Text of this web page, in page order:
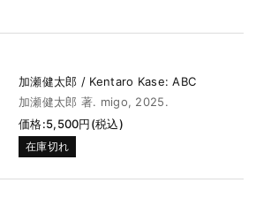
加瀬健太郎 / Kentaro Kase: ABC
加瀬健太郎 著. migo, 2025.
価格:5,500円(税込)
在庫切れ